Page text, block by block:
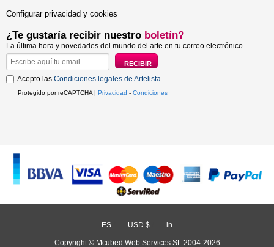
Configurar privacidad y cookies
¿Te gustaría recibir nuestro boletín?
La última hora y novedades del mundo del arte en tu correo electrónico
Acepto las Condiciones legales de Artelista.
Protegido por reCAPTCHA | Privacidad - Condiciones
ES USD $ in
Copyright © Mcubed Web Services SL 2004-2026